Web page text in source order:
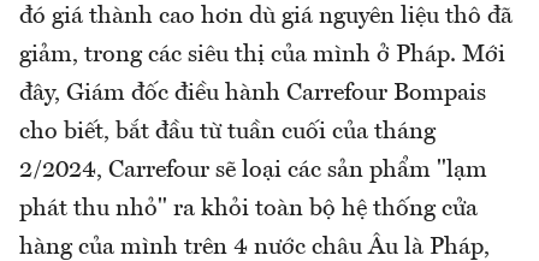
đó giá thành cao hơn dù giá nguyên liệu thô đã
giảm, trong các siêu thị của mình ở Pháp. Mới
đây, Giám đốc điều hành Carrefour Bompais
cho biết, bắt đầu từ tuần cuối của tháng
2/2024, Carrefour sẽ loại các sản phẩm "lạm
phát thu nhỏ" ra khỏi toàn bộ hệ thống cửa
hàng của mình trên 4 nước châu Âu là Pháp,